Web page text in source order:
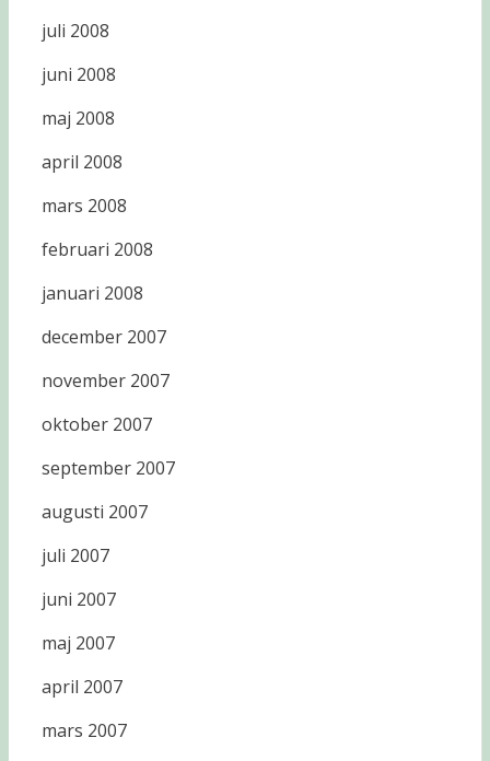
juli 2008
juni 2008
maj 2008
april 2008
mars 2008
februari 2008
januari 2008
december 2007
november 2007
oktober 2007
september 2007
augusti 2007
juli 2007
juni 2007
maj 2007
april 2007
mars 2007